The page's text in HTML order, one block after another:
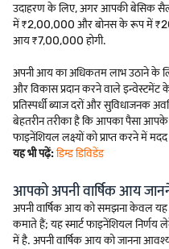
उदाहरण के लिए, अगर आपकी बेसिक
में ₹2,00,000 और बोनस के रूप में
आय ₹7,00,000 होगी.
अपनी आय का अधिकतम लाभ उठाने के
और विकास प्रदान करने वाले
प्रतिस्पर्धी ब्याज दरों और सुविधाजनक
बेहतरीन तरीका है कि आपका पैसा
फाइनेंशियल लक्ष्यों को प्राप्त करने में
यह भी पढ़ें:डिम्ड डिविडेंड
आपको अपनी वार्षिक आय
अपनी वार्षिक आय को समझना केवल यह
कमाते हैं; यह स्मार्ट फाइनेंशियल
में है. अपनी वार्षिक आय को जानना